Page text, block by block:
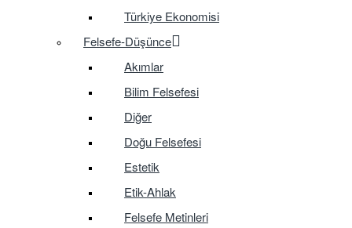
Türkiye Ekonomisi
Felsefe-Düşünce
Akımlar
Bilim Felsefesi
Diğer
Doğu Felsefesi
Estetik
Etik-Ahlak
Felsefe Metinleri